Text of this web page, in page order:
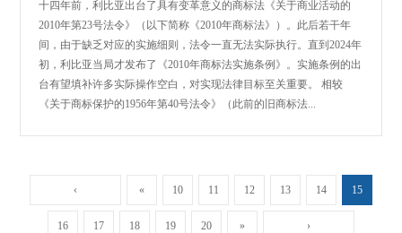
十四年前，利比亚出台了具有变革意义的商标法《关于商业活动的
2010年第23号法令》（以下简称《2010年商标法》）。此后若干年
间，由于缺乏对应的实施细则，法令一直无法实际执行。直到2024年
初，利比亚当局才发布了《2010年商标法实施条例》。实施条例的出
台有望填补许多实际操作空白，对实现法律目标至关重要。 相较
《关于商标保护的1956年第40号法令》（此前的旧商标法...
‹ « 10 11 12 13 14 15
16 17 18 19 20 » ›